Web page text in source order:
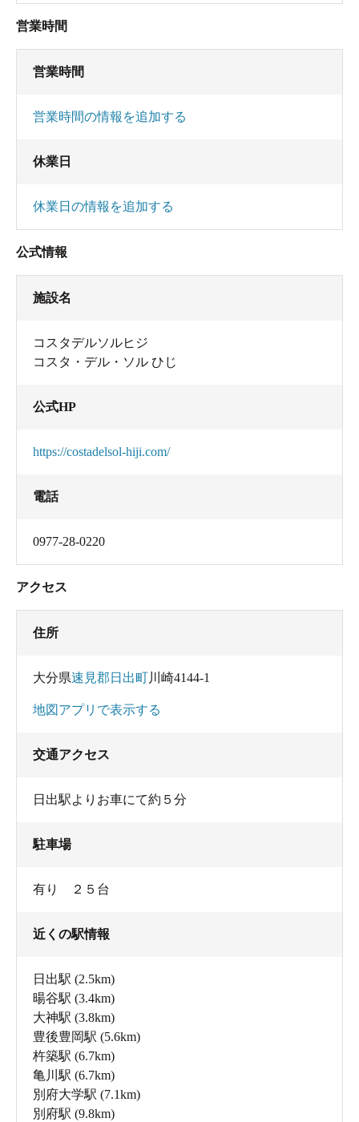
営業時間
営業時間
営業時間の情報を追加する
休業日
休業日の情報を追加する
公式情報
施設名
コスタデルソルヒジ
コスタ・デル・ソル ひじ
公式HP
https://costadelsol-hiji.com/
電話
0977-28-0220
アクセス
住所
大分県速見郡日出町川崎4144-1
地図アプリで表示する
交通アクセス
日出駅よりお車にて約５分
駐車場
有り ２５台
近くの駅情報
日出駅 (2.5km)
暘谷駅 (3.4km)
大神駅 (3.8km)
豊後豊岡駅 (5.6km)
杵築駅 (6.7km)
亀川駅 (6.7km)
別府大学駅 (7.1km)
別府駅 (9.8km)